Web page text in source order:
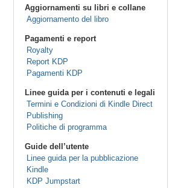
Aggiornamenti su libri e collane
Aggiornamento del libro
Pagamenti e report
Royalty
Report KDP
Pagamenti KDP
Linee guida per i contenuti e legali
Termini e Condizioni di Kindle Direct
Publishing
Politiche di programma
Guide dell’utente
Linee guida per la pubblicazione
Kindle
KDP Jumpstart